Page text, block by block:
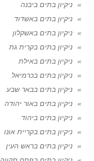
ניקיון בתים ביבנה
ניקיון בתים באשדוד
ניקיון בתים באשקלון
ניקיון בתים בקרית גת
ניקיון בתים באילת
ניקיון בתים בכרמיאל
ניקיון בתים בבאר שבע
ניקיון בתים באור יהודה
ניקיון בתים ביהוד
ניקיון בתים בקריית אונו
ניקיון בתים בראש העין